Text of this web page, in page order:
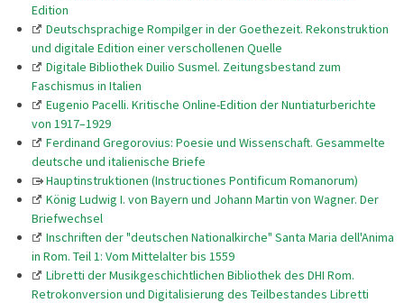
Edition
Deutschsprachige Rompilger in der Goethezeit. Rekonstruktion
und digitale Edition einer verschollenen Quelle
Digitale Bibliothek Duilio Susmel. Zeitungsbestand zum
Faschismus in Italien
Eugenio Pacelli. Kritische Online-Edition der Nuntiaturberichte
von 1917–1929
Ferdinand Gregorovius: Poesie und Wissenschaft. Gesammelte
deutsche und italienische Briefe
Hauptinstruktionen (Instructiones Pontificum Romanorum)
König Ludwig I. von Bayern und Johann Martin von Wagner. Der
Briefwechsel
Inschriften der "deutschen Nationalkirche" Santa Maria dell'Anima
in Rom. Teil 1: Vom Mittelalter bis 1559
Libretti der Musikgeschichtlichen Bibliothek des DHI Rom.
Retrokonversion und Digitalisierung des Teilbestandes Libretti